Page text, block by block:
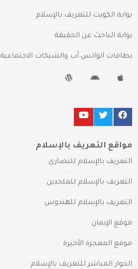
بوابة الكويت للتعريف بالإسلام
بوابة الباحث عن الحقيقة
بطاقات الواتس آب والشبكات الاجتماعية
مواقع التعريف بالإسلام
التعريف بالإسلام للنصارى
التعريف بالإسلام للملحدين
التعريف بالإسلام للهندوس
موقع الإيمان
موقع المعجزة الأخيرة
الحوار المباشر للتعريف بالإسلام